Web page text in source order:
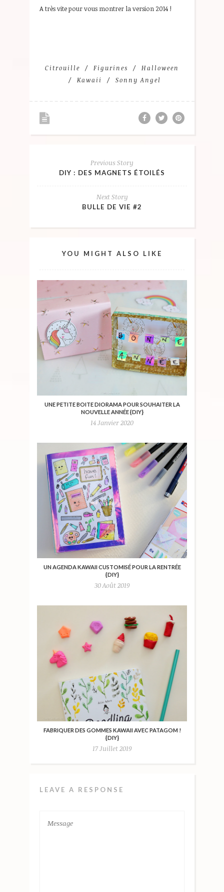
A très vite pour vous montrer la version 2014 !
Citrouille Figurines
Halloween
Kawaii
Sonny Angel
Previous Story
DIY : DES MAGNETS ÉTOILÉS
Next Story
BULLE DE VIE #2
YOU MIGHT ALSO LIKE
UNE PETITE BOITE DIORAMA POUR SOUHAITER LA
NOUVELLE ANNÉE {DIY}
14 Janvier 2020
UN AGENDA KAWAII CUSTOMISÉ POUR LA RENTRÉE
{DIY}
30 Août 2019
FABRIQUER DES GOMMES KAWAII AVEC PATAGOM !
{DIY}
17 Juillet 2019
LEAVE A RESPONSE